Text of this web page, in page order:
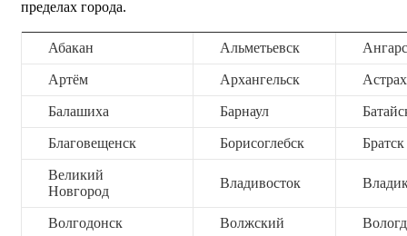
пределах города.
Абакан Альметьевск
Артём Архангельск
Балашиха Барнаул
Благовещенск Борисоглебск Братск
Великий
Новгород
Владивосток
Волгодонск Волжский